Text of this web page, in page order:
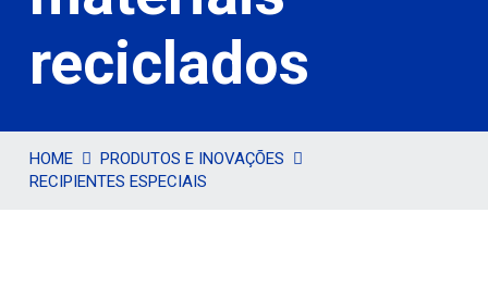
reciclados
HOME
PRODUTOS E INOVAÇÕES
RECIPIENTES ESPECIAIS